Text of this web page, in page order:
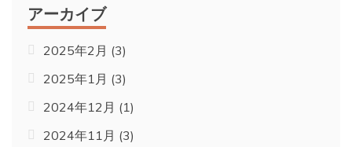
アーカイブ
2025年2月 (3)
2025年1月 (3)
2024年12月 (1)
2024年11月 (3)